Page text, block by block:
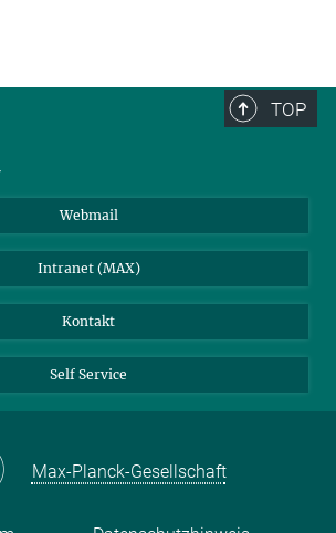
TOP
Webmail
Intranet (MAX)
Kontakt
Self Service
Max-Planck-Gesellschaft